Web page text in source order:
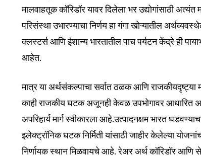
Join our community of
of the conversation.
To subscribe, simply enter your email address on
the subscribe button below. Don't worry, we
won't spam your inbox. Your information is safe
मालवाहतूक कॉरिडॉर यावर दिलेला भर उद्योगांसाठी
परिसंस्था उभारण्याचा निर्णय हा गंगा खोऱ्यातील
क्लस्टर्स आणि ईशान्य भारतातील पाच पर्यटन केंद्रे ही
आहेत.
मात्र या अर्थसंकल्पाचा सर्वात ठळक आणि राजकीयदृष्ट्या
काही राजकीय घटक अजूनही केवळ उपभोगावर आधारित
अपरिहार्य मार्ग स्वीकारला आहे.उत्पादनक्षम भारत
इलेक्ट्रॉनिक घटक निर्मिती यांसाठी जाहीर केलेल्या
निर्णायक स्थान मिळवायचे आहे. रेअर अर्थ कॉरिडॉर आणि